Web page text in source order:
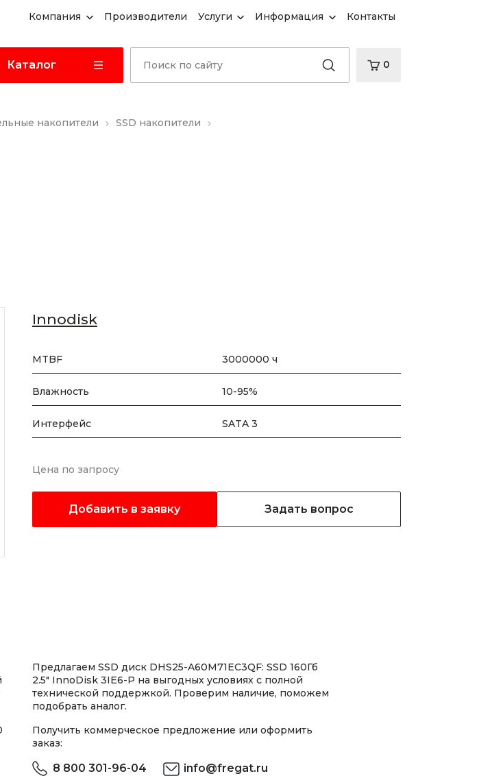
Компания Производители Услуги Информация Контакты
Каталог 0
накопители
SSD накопители
Innodisk
MTBF 3000000 ч
Влажность 10-95%
Интерфейс SATA 3
Цена по запросу
Добавить в заявку Задать вопрос
Предлагаем SSD диск DHS25-A60M71EC3QF: SSD 160Гб
2.5" InnoDisk 3IE6-P на выгодных условиях с полной
технической поддержкой. Проверим наличие, поможем
подобрать аналог.
Получить коммерческое предложение или оформить
заказ:
8 800 301-96-04 info@fregat.ru